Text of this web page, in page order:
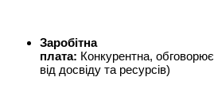
Заробітна
плата: Конкурентна,
від досвіду та ресурсів)